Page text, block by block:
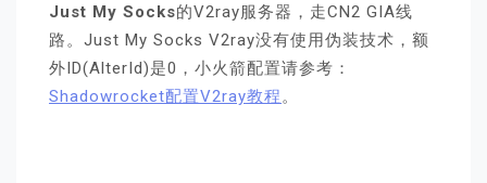
Just My Socks的V2ray服务器，走CN2 GIA线
路。Just My Socks V2ray没有使用伪装技术，额
外ID(AlterId)是0，小火箭配置请参考：
Shadowrocket配置V2ray教程。